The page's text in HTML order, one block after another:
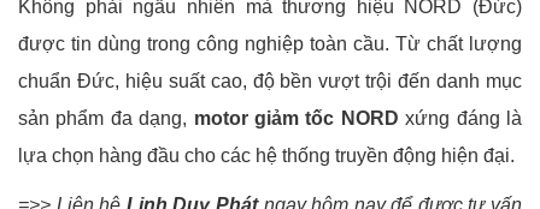
Không phải ngẫu nhiên mà thương hiệu NORD (Đức)
được tin dùng trong công nghiệp toàn cầu. Từ chất lượng
chuẩn Đức, hiệu suất cao, độ bền vượt trội đến danh mục
sản phẩm đa dạng, motor giảm tốc NORD xứng đáng là
lựa chọn hàng đầu cho các hệ thống truyền động hiện đại.
=>> Liên hệ Linh Duy Phátngay hôm nay để được tư vấn